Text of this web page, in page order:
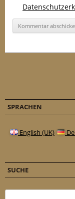
SPRACHEN
English (UK)
SUCHE